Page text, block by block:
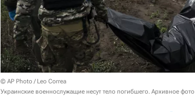
© AP Photo / Leo Correa
Украинские военнослужащие несут тело погибшего. Архивное фото